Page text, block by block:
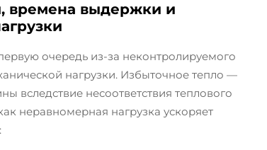
времена выдержки и
очередь из-за неконтролируемого
нагрузки. Избыточное тепло —
вследствие несоответствия теплового
неравномерная нагрузка ускоряет